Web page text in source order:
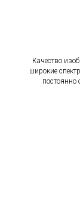
Качество
широкие
постоянно